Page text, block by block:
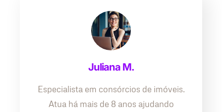
Juliana M.
Especialista em consórcios de imóveis.
Atua há mais de 8 anos ajudando